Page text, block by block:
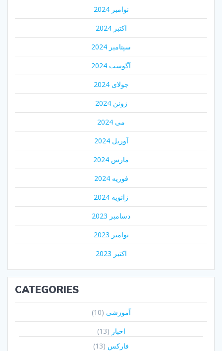
نوامبر 2024
اکتبر 2024
سپتامبر 2024
آگوست 2024
جولای 2024
ژوئن 2024
می 2024
آوریل 2024
مارس 2024
فوریه 2024
ژانویه 2024
دسامبر 2023
نوامبر 2023
اکتبر 2023
CATEGORIES
آموزشی (10)
اخبار (13)
فارکس (13)